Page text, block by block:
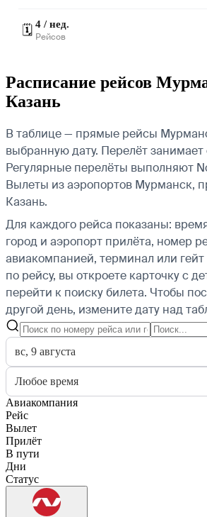
🗓️ 4 / нед.
Рейсов
Расписание рейсов
Казань
В таблице — прямые рейсы
выбранную дату. Перелёт занимает
Регулярные перелёты выполняют
Вылеты из аэропортов Мурманск,
Казань.
Для каждого рейса показаны:
город и аэропорт прилёта, номер
авиакомпанией, терминал или гейт
по рейсу, вы откроете карточку с
перейти к поиску билета. Чтобы
другой день, измените дату над
вс, 9 августа
Любое время
Авиакомпания
Рейс
Вылет
Прилёт
В пути
Дни
Статус